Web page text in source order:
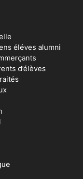
éléves alumni
d’élèves